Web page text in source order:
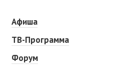
Афиша
ТВ-Программа
Форум